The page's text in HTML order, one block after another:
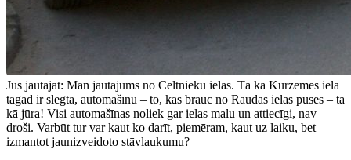
Jūs jautājat: Man jautājums no Celtnieku ielas. Tā kā Kurzemes iela
tagad ir slēgta, automašīnu – to, kas brauc no Raudas ielas puses – tā
kā jūra! Visi automašīnas noliek gar ielas malu un attiecīgi, nav
droši. Varbūt tur var kaut ko darīt, piemēram, kaut uz laiku, bet
izmantot jaunizveidoto stāvlaukumu?